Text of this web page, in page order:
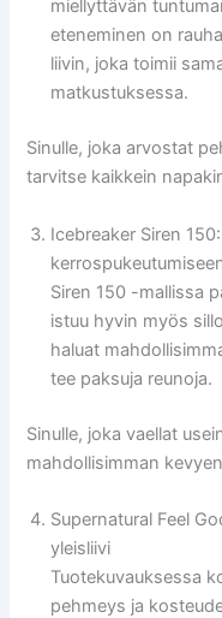
miellyttävän
eteneminen on
liivin, joka toimii
matkustuksessa.
Sinulle, joka arvostat
tarvitse kaikkein
Icebreaker Siren
Siren 150 -mallissa
istuu hyvin myös
haluat
tee paksuja reunoja.
Sinulle, joka vaellat
mahdollisimman
Supernatural Feel
yleisliivi
Tuotekuvauksessa
pehmeys ja